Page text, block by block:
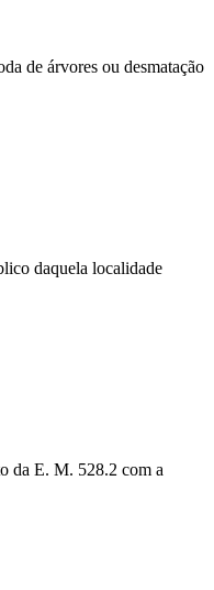
de árvores ou desmatação
daquela localidade
da E. M. 528.2 com a